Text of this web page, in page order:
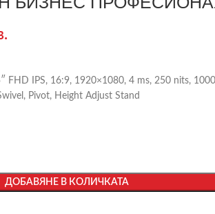
FHD IPS, 16:9, 1920×1080, 4 ms, 250 nits,
Pivot, Height Adjust Stand
ДОБАВЯНЕ В КОЛИЧКАТА